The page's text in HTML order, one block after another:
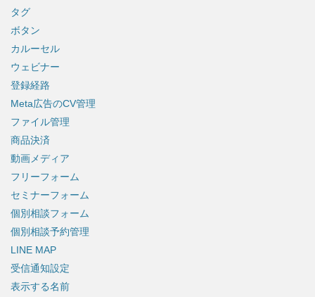
タグ
ボタン
カルーセル
ウェビナー
登録経路
Meta広告のCV管理
ファイル管理
商品決済
動画メディア
フリーフォーム
セミナーフォーム
個別相談フォーム
個別相談予約管理
LINE MAP
受信通知設定
表示する名前